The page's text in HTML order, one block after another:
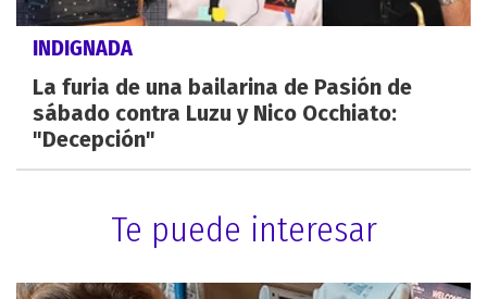
INDIGNADA
La furia de una bailarina de Pasión de
sábado contra Luzu y Nico Occhiato:
"Decepción"
Te puede interesar